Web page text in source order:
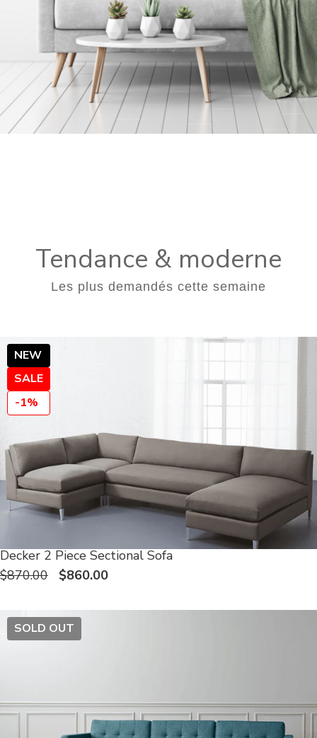
Tendance & moderne
Les plus demandés cette semaine
NEW
SALE
-1%
Decker 2 Piece Sectional Sofa
$870.00
$860.00
SOLD OUT